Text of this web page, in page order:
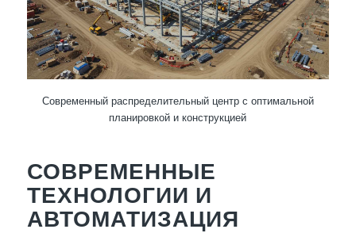
Современный распределительный центр с оптимальной
планировкой и конструкцией
СОВРЕМЕННЫЕ
ТЕХНОЛОГИИ И
АВТОМАТИЗАЦИЯ